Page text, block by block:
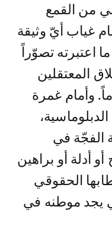
من القمع
غياب أيّ وثيقة
اعتبرته تصوّراً
المعتقلين
لأكثر من 15 عاماً. وأمام غمرة
الفجّة في
أدلة أو براهين
الحقوقي
يجد موطنه في